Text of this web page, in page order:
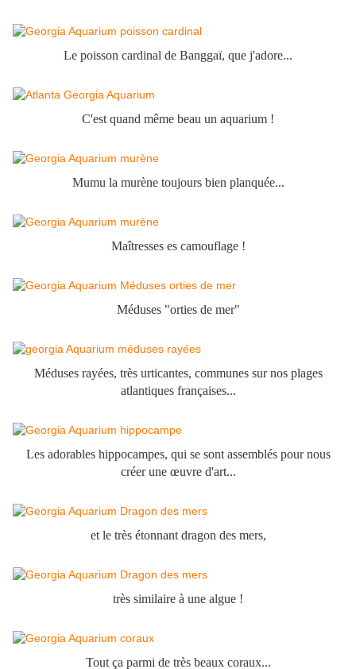
Le poisson cardinal de Banggaï, que j'adore...
C'est quand même beau un aquarium !
Mumu la murène toujours bien planquée...
Maîtresses es camouflage !
Méduses "orties de mer"
Méduses rayées, très urticantes, communes sur nos plages
atlantiques françaises...
Les adorables hippocampes, qui se sont assemblés pour nous
créer une œuvre d'art...
et le très étonnant dragon des mers,
très similaire à une algue !
Tout ça parmi de très beaux coraux...